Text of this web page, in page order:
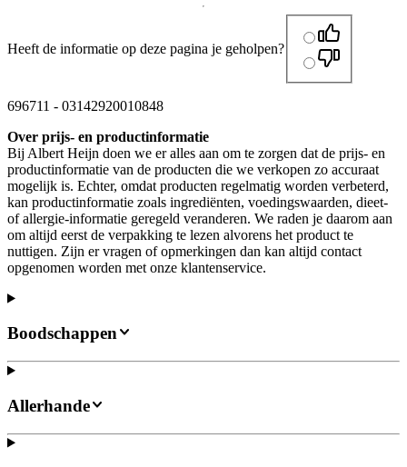
Heeft de informatie op deze pagina je geholpen?
696711 - 03142920010848
Over prijs- en productinformatie
Bij Albert Heijn doen we er alles aan om te zorgen dat de prijs- en
productinformatie van de producten die we verkopen zo accuraat
mogelijk is. Echter, omdat producten regelmatig worden verbeterd,
kan productinformatie zoals ingrediënten, voedingswaarden, dieet-
of allergie-informatie geregeld veranderen. We raden je daarom aan
om altijd eerst de verpakking te lezen alvorens het product te
nuttigen. Zijn er vragen of opmerkingen dan kan altijd contact
opgenomen worden met onze klantenservice.
Boodschappen
Allerhande